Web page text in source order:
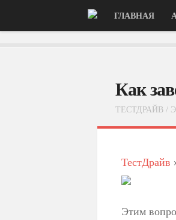
ГЛАВНАЯ
Как
ТЕСТДРАЙВ /
ТестДрайв
Этим